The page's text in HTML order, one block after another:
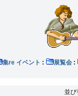
集re イベント : 展覧会 :
並